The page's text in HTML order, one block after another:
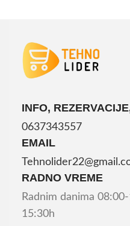
INFO,
0637343557
EMAIL
RADNO VREME
Radnim danima
15:30h